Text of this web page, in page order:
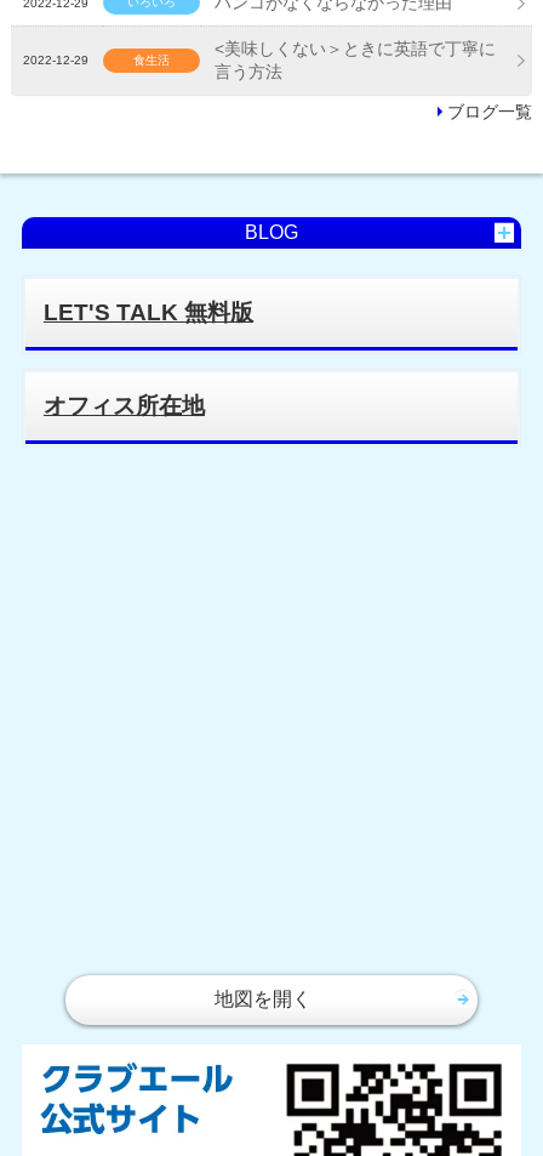
2022-12-29
2022-12-29 食生活
<美味しくない＞ときに英語で丁寧に
言う方法
ブログ一覧
BLOG
LET'S TALK 無料版
オフィス所在地
地図を開く